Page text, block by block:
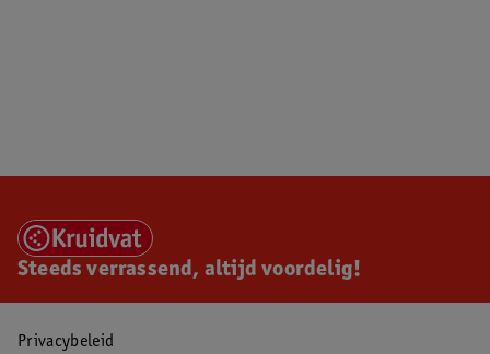
Steeds verrassend, altijd voordelig!
Privacybeleid